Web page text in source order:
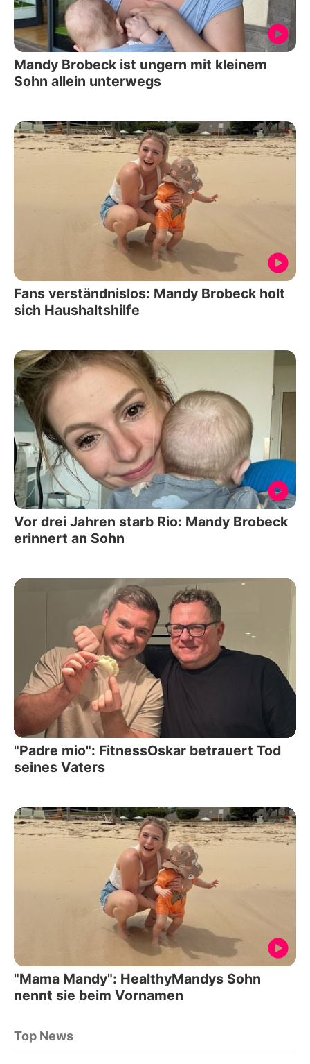
Mandy Brobeck ist ungern mit kleinem
Sohn allein unterwegs
Fans verständnislos: Mandy Brobeck holt
sich Haushaltshilfe
Vor drei Jahren starb Rio: Mandy Brobeck
erinnert an Sohn
"Padre mio": FitnessOskar betrauert Tod
seines Vaters
"Mama Mandy": HealthyMandys Sohn
nennt sie beim Vornamen
Top News